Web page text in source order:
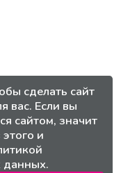
сделать сайт
вас. Если вы
сайтом, значит
и
данных.